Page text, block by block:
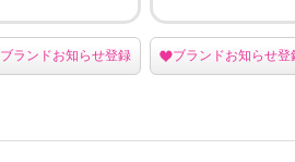
ブランドお知らせ登録 ブランドお知らせ登